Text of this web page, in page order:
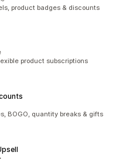
product badges & discounts
product subscriptions
BOGO, quantity breaks & gifts